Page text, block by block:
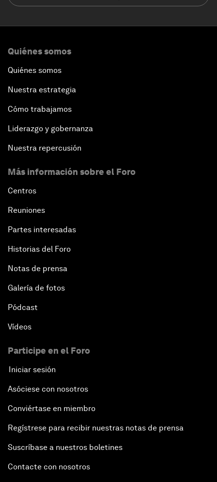
Quiénes somos
Quiénes somos
Nuestra estrategia
Cómo trabajamos
Liderazgo y gobernanza
Nuestra repercusión
Más información sobre el Foro
Centros
Reuniones
Partes interesadas
Historias del Foro
Notas de prensa
Galería de fotos
Pódcast
Vídeos
Participe en el Foro
Iniciar sesión
Asóciese con nosotros
Conviértase en miembro
Regístrese para recibir nuestras notas de prensa
Suscríbase a nuestros boletines
Contacte con nosotros